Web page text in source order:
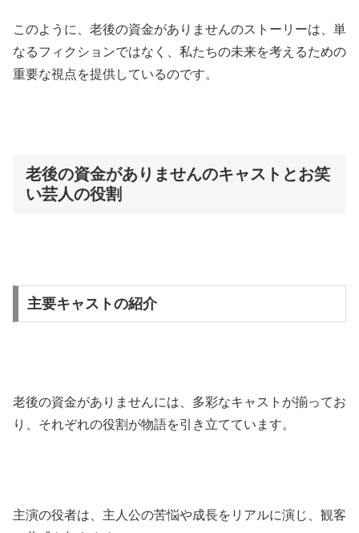
このように、老後の資金がありませんのストーリーは、単
なるフィクションではなく、私たちの未来を考えるための
重要な視点を提供しているのです。
老後の資金がありませんのキャストとお笑
い芸人の役割
主要キャストの紹介
老後の資金がありませんには、多彩なキャストが揃ってお
り、それぞれの役割が物語を引き立てています。
主演の役者は、主人公の苦悩や成長をリアルに演じ、観客